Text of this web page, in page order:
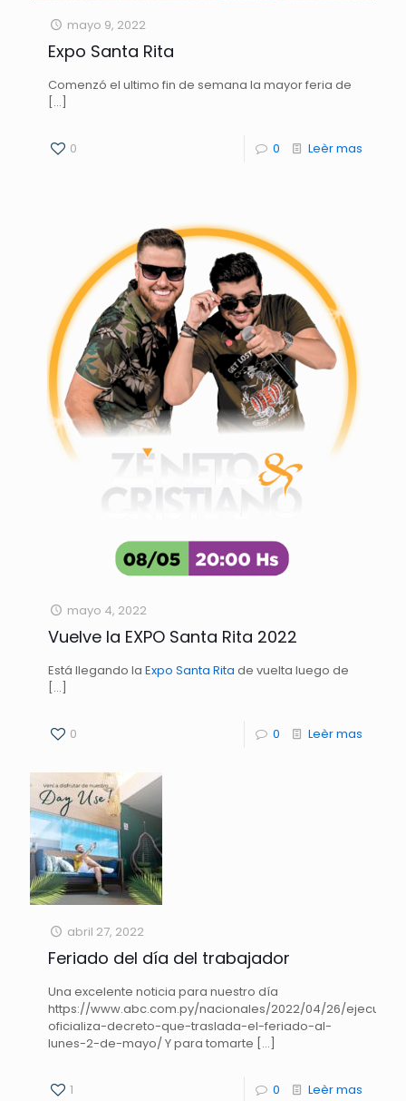
mayo 9, 2022
Expo Santa Rita
Comenzó el ultimo fin de semana la mayor feria de
[…]
0 0 Leèr mas
mayo 4, 2022
Vuelve la EXPO Santa Rita 2022
Está llegando la Expo Santa Rita de vuelta luego de
[…]
0 0 Leèr mas
abril 27, 2022
Feriado del día del trabajador
Una excelente noticia para nuestro día
https://www.abc.com.py/nacionales/2022/04/26/ejecutivo-
oficializa-decreto-que-traslada-el-feriado-al-
lunes-2-de-mayo/ Y para tomarte […]
1 0 Leèr mas